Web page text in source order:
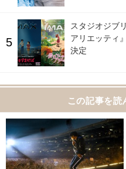
スタジオジブ
アリエッティ
決定
この記事を読